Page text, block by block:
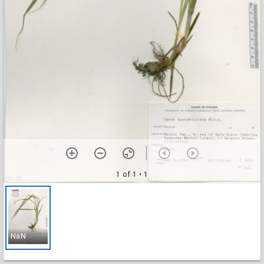
1 of 1 • 1
NaN